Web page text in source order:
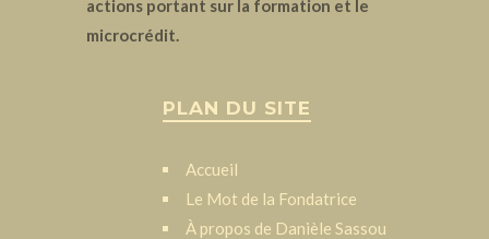
actions portant sur la formation et le
microcrédit.
PLAN DU SITE
Accueil
Le Mot de la Fondatrice
À propos de Danièle Sassou